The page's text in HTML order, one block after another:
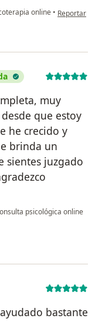
online • en opinión
Reportar
muy
que estoy
he crecido y
brinda un
sientes juzgado
psicológica online
bastante